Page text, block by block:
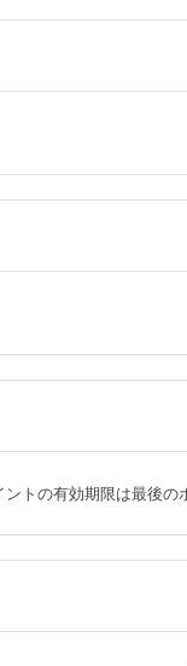
ントの有効期限は最後の